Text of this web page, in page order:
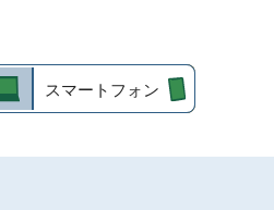
スマートフォン